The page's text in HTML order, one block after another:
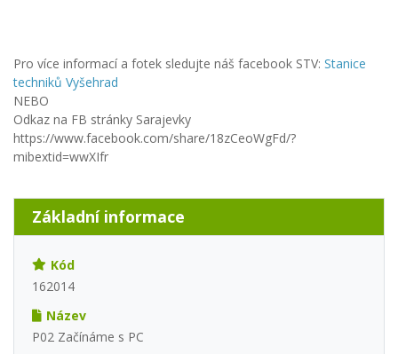
Pro více informací a fotek sledujte náš facebook STV: Stanice
techniků Vyšehrad
NEBO
Odkaz na FB stránky Sarajevky
https://www.facebook.com/share/18zCeoWgFd/?
mibextid=wwXIfr
Základní informace
Kód
162014
Název
P02 Začínáme s PC